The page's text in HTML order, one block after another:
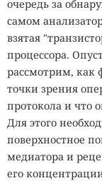
очередь за
самом
взятая
процессора.
рассмотрим, как
точки зрения
протокола и что
Для этого
поверхностное
медиатора и
его